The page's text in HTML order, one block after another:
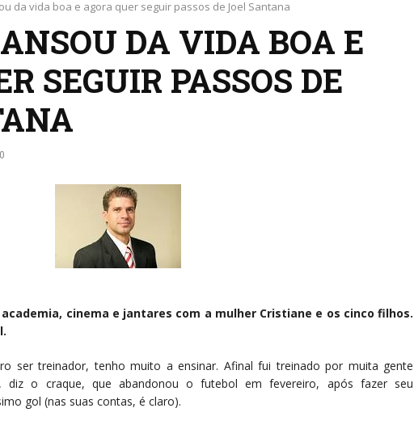
da vida boa e agora quer seguir passos de Joel Santana
DA VIDA BOA E
SEGUIR PASSOS DE
0
cinema e jantares com a mulher Cristiane e os cinco filhos.
ser treinador, tenho muito a ensinar. Afinal fui treinado por muita gente
diz o craque, que abandonou o futebol em fevereiro, após fazer seu
gol (nas suas contas, é claro).